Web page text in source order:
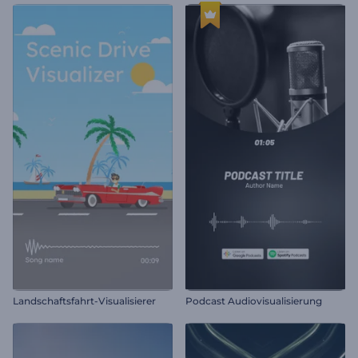
Landschaftsfahrt-Visualisierer Podcast Audiovisualisierung